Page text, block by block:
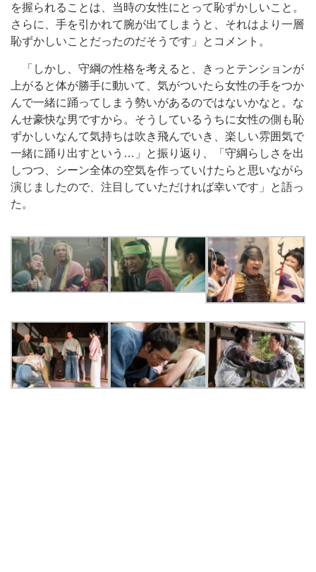
を握られることは、当時の女性にとって恥ずかしいこと。
さらに、手を引かれて腕が出てしまうと、それはより一層
恥ずかしいことだったのだそうです」とコメント。
「しかし、守綱の性格を考えると、きっとテンションが
上がると体が勝手に動いて、気がついたら女性の手をつか
んで一緒に踊ってしまう勢いがあるのではないかなと。な
んせ豪快な男ですから。そうしているうちに女性の側も恥
ずかしいなんて気持ちは吹き飛んでいき、楽しい雰囲気で
一緒に踊り出すという…」と振り返り、「守綱らしさを出
しつつ、シーン全体の空気を作っていけたらと思いながら
演じましたので、注目していただければ幸いです」と語っ
た。